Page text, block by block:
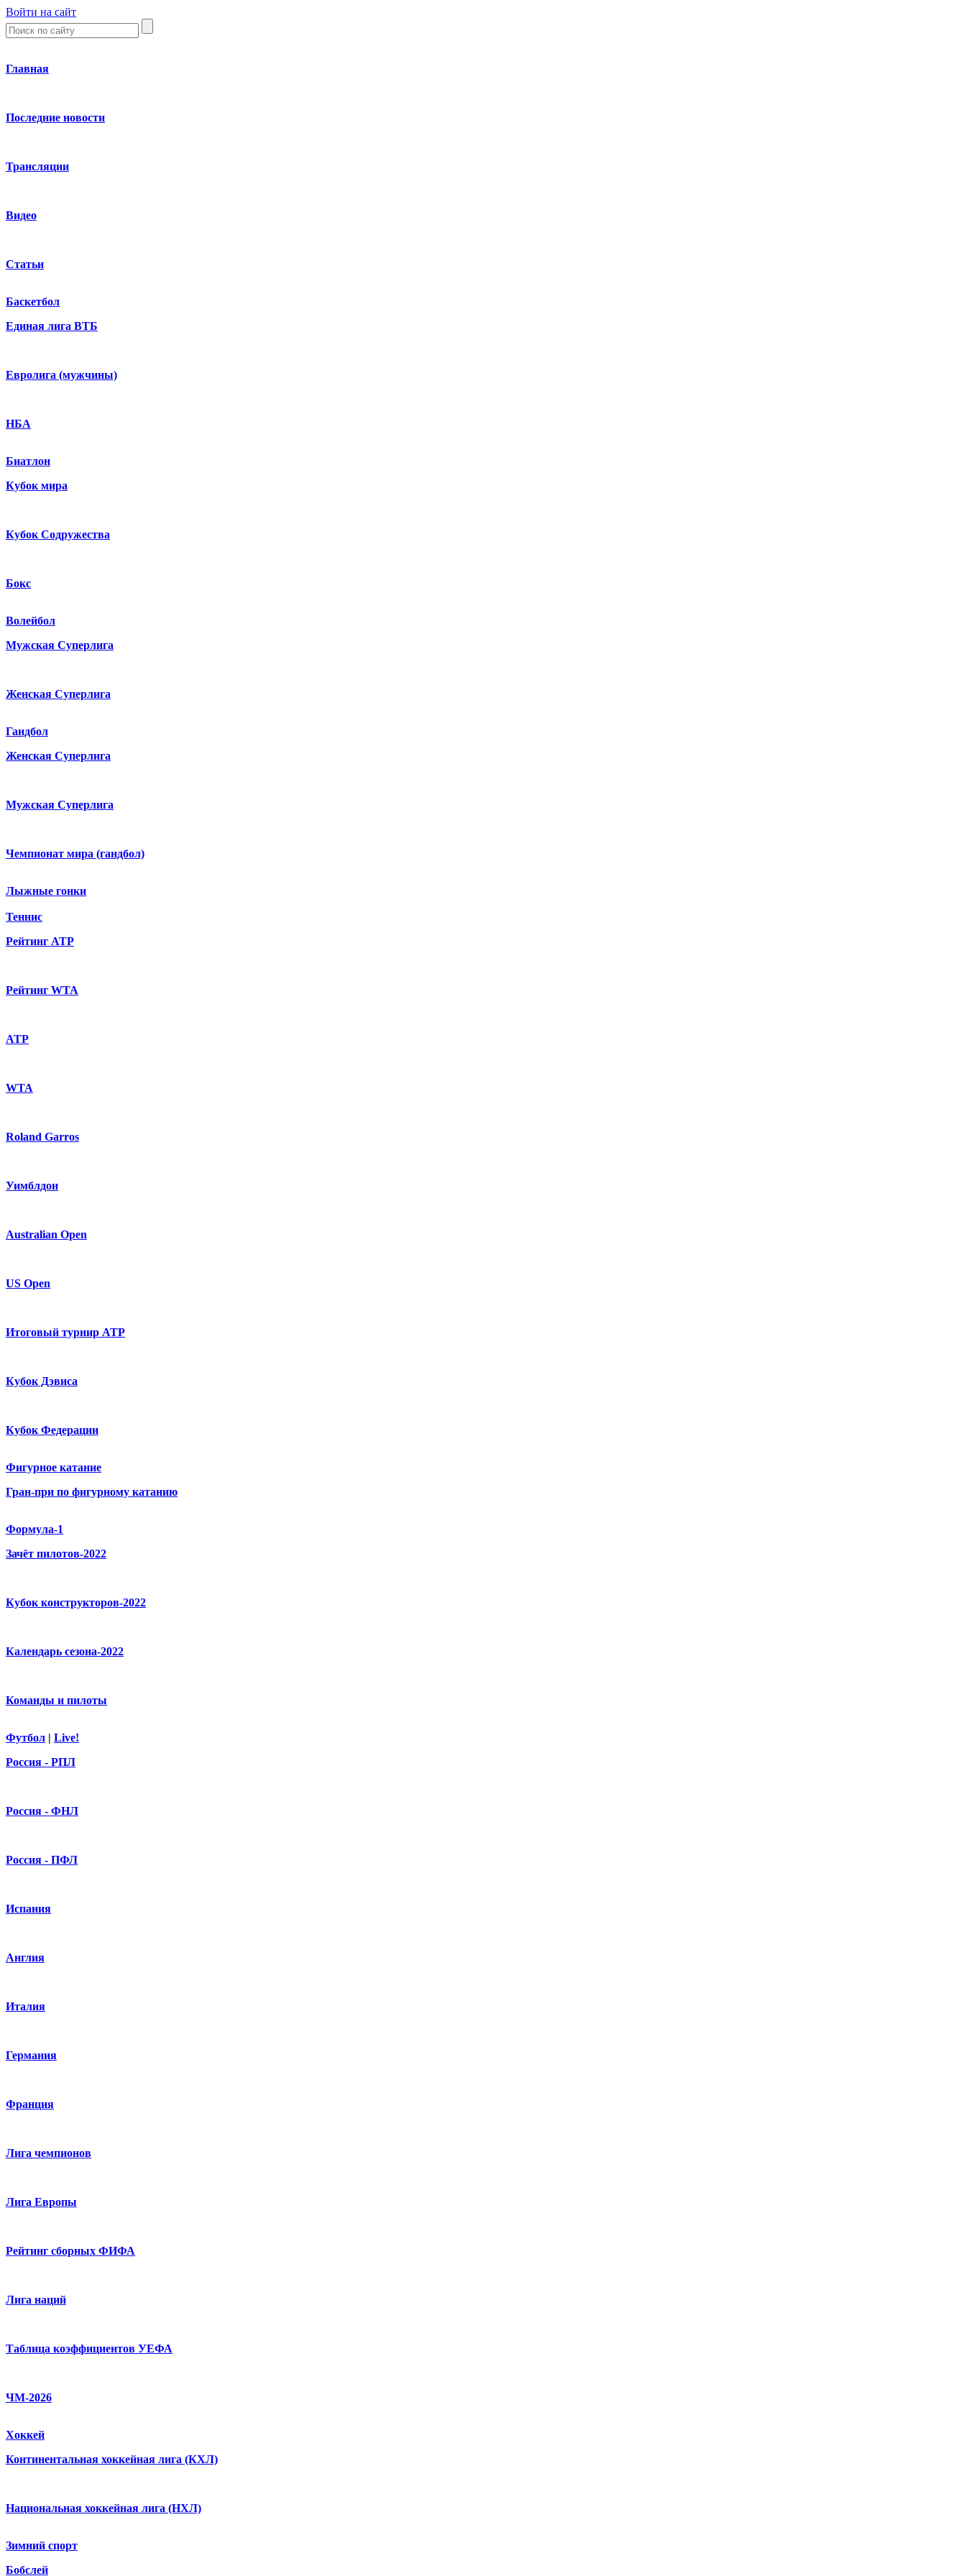
Войти на сайт
Главная
Последние новости
Трансляции
Видео
Статьи
Баскетбол
Единая лига ВТБ
Евролига (мужчины)
НБА
Биатлон
Кубок мира
Кубок Содружества
Бокс
Волейбол
Мужская Суперлига
Женская Суперлига
Гандбол
Женская Суперлига
Мужская Суперлига
Чемпионат мира (гандбол)
Лыжные гонки
Теннис
Рейтинг ATP
Рейтинг WTA
ATP
WTA
Roland Garros
Уимблдон
Australian Open
US Open
Итоговый турнир ATP
Кубок Дэвиса
Кубок Федерации
Фигурное катание
Гран-при по фигурному катанию
Формула-1
Зачёт пилотов-2022
Кубок конструкторов-2022
Календарь сезона-2022
Команды и пилоты
Футбол | Live!
Россия - РПЛ
Россия - ФНЛ
Россия - ПФЛ
Испания
Англия
Италия
Германия
Франция
Лига чемпионов
Лига Европы
Рейтинг сборных ФИФА
Лига наций
Таблица коэффициентов УЕФА
ЧМ-2026
Хоккей
Континентальная хоккейная лига (КХЛ)
Национальная хоккейная лига (НХЛ)
Зимний спорт
Бобслей